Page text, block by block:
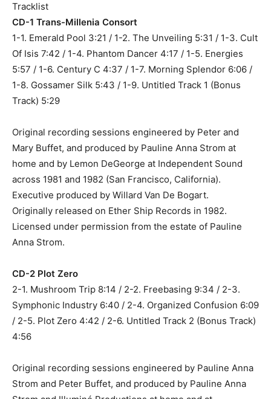
Tracklist
CD-1 Trans-Millenia Consort
1-1. Emerald Pool 3:21 / 1-2. The Unveiling 5:31 / 1-3. Cult
Of Isis 7:42 / 1-4. Phantom Dancer 4:17 / 1-5. Energies
5:57 / 1-6. Century C 4:37 / 1-7. Morning Splendor 6:06 /
1-8. Gossamer Silk 5:43 / 1-9. Untitled Track 1 (Bonus
Track) 5:29
Original recording sessions engineered by Peter and
Mary Buffet, and produced by Pauline Anna Strom at
home and by Lemon DeGeorge at Independent Sound
across 1981 and 1982 (San Francisco, California).
Executive produced by Willard Van De Bogart.
Originally released on Ether Ship Records in 1982.
Licensed under permission from the estate of Pauline
Anna Strom.
CD-2 Plot Zero
2-1. Mushroom Trip 8:14 / 2-2. Freebasing 9:34 / 2-3.
Symphonic Industry 6:40 / 2-4. Organized Confusion 6:09
/ 2-5. Plot Zero 4:42 / 2-6. Untitled Track 2 (Bonus Track)
4:56
Original recording sessions engineered by Pauline Anna
Strom and Peter Buffet, and produced by Pauline Anna